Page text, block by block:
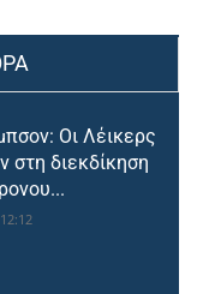
Οι Λέικερς
στη διεκδίκηση